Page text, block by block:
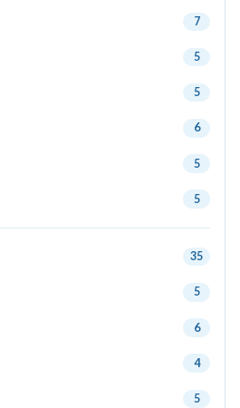
7
5
5
6
5
5
35
5
6
4
5